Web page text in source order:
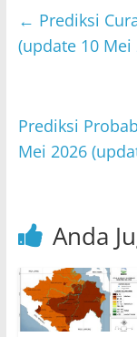
s
A
er
← Prediksi
(update 10 Mei
Prediksi
Mei 2026
Anda